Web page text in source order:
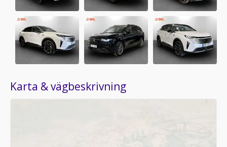
Karta & vägbeskrivning